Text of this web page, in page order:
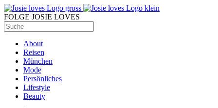
FOLGE JOSIE LOVES
About
Reisen
München
Mode
Persönliches
Lifestyle
Beauty